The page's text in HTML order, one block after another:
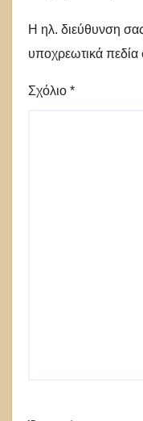
Η ηλ. διεύθυνση
υποχρεωτικά πεδία
Σχόλιο *